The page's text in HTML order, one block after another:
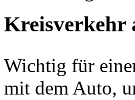
Kreisverkehr
Wichtig für
mit dem Auto,